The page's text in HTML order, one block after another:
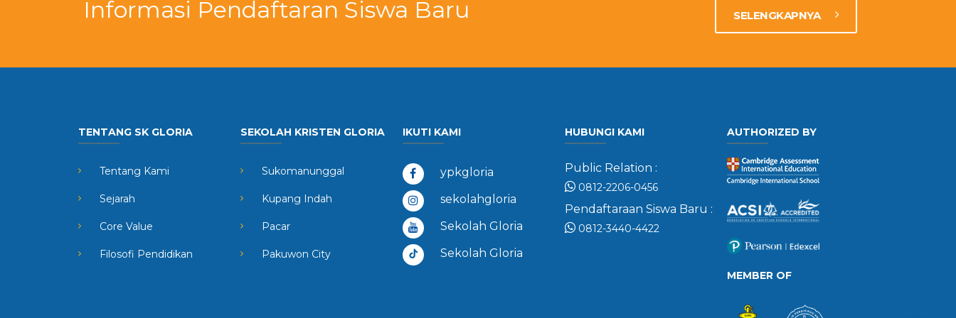
Informasi Pendaftaran Siswa Baru SELENGKAPNYA
TENTANG SK GLORIA
Tentang Kami
Sejarah
Core Value
Filosofi Pendidikan
SEKOLAH KRISTEN GLORIA
Sukomanunggal
Kupang Indah
Pacar
Pakuwon City
IKUTI KAMI
ypkgloria
sekolahgloria
Sekolah Gloria
Sekolah Gloria
HUBUNGI KAMI
Public Relation :
0812-2206-0456
Pendaftaraan Siswa Baru :
0812-3440-4422
AUTHORIZED BY
MEMBER OF